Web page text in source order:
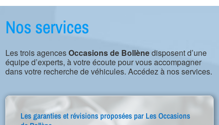
Nos services
Les trois agencesOccasions de Bollènedisposent d’une
équipe d’experts, à votre écoute pour vous accompagner
dans votre recherche de véhicules. Accédez à nos services.
Les garanties et révisions proposées par Les Occasions